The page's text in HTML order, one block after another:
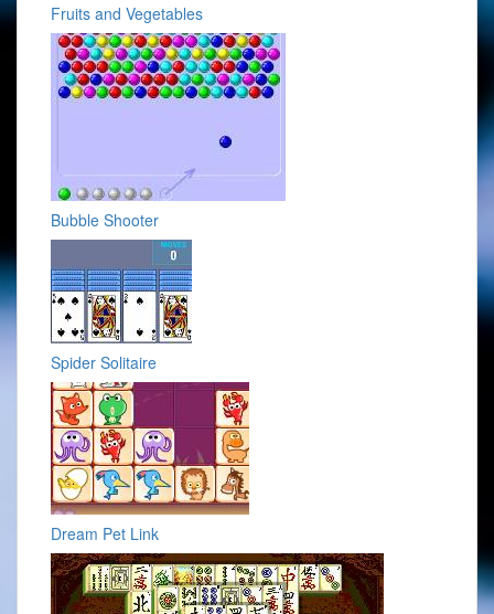
Fruits and Vegetables
Bubble Shooter
Spider Solitaire
Dream Pet Link